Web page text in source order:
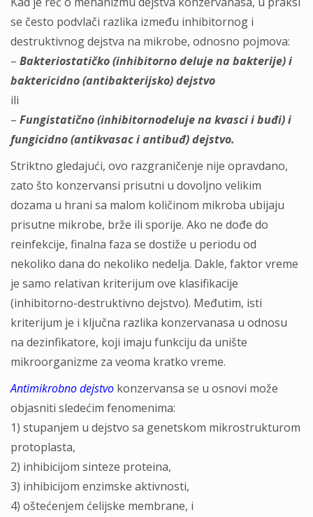
se često podvlači razlika između inhibitornog i
destruktivnog dejstva na mikrobe, odnosno pojmova:
– Bakteriostatičko (inhibitorno deluje na bakterije) i
baktericidno (antibakterijsko) dejstvo
ili
– Fungistatično (inhibitornodeluje na kvasci i buđi) i
fungicidno (antikvasac i antibuđ) dejstvo.
Striktno gledajući, ovo razgraničenje nije opravdano,
zato što konzervansi prisutni u dovoljno velikim
dozama u hrani sa malom količinom mikroba ubijaju
prisutne mikrobe, brže ili sporije. Ako ne dođe do
reinfekcije, finalna faza se dostiže u periodu od
nekoliko dana do nekoliko nedelja. Dakle, faktor vreme
je samo relativan kriterijum ove klasifikacije
(inhibitorno-destruktivno dejstvo). Međutim, isti
kriterijum je i ključna razlika konzervanasa u odnosu
na dezinfikatore, koji imaju funkciju da unište
mikroorganizme za veoma kratko vreme.
Antimikrobno dejstvo konzervansa se u osnovi može
objasniti sledećim fenomenima:
1) stupanjem u dejstvo sa genetskom mikrostrukturom
protoplasta,
2) inhibicijom sinteze proteina,
3) inhibicijom enzimske aktivnosti,
4) oštećenjem ćelijske membrane, i